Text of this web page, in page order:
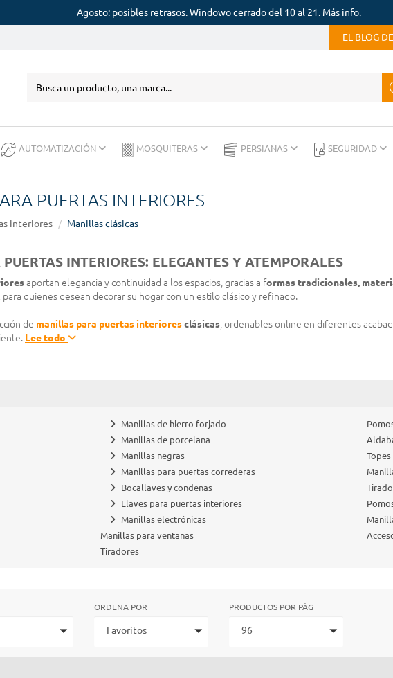
Agosto: posibles retrasos. Windowo cerrado del 10 al 21. Más info.
EL BLOG
AUTOMATIZACIÓN MOSQUITERAS PERSIANAS SEGURIDAD
PUERTAS INTERIORES
interiores Manillas clásicas
INTERIORES: ELEGANTES Y ATEMPORALES
aportan elegancia y continuidad a los espacios, gracias a formas tradicionales,
para quienes desean decorar su hogar con un estilo clásico y refinado.
de manillas para puertas interioresclásicas , ordenables online en diferentes
Lee todo
Manillas de hierro forjado
Manillas de porcelana
Manillas negras
Manillas para puertas correderas
Bocallaves y condenas
Llaves para puertas interiores
Manillas electrónicas
Manillas para ventanas
Tiradores
Topes
ORDENA POR
Favoritos
PRODUCTOS POR PÀG
96